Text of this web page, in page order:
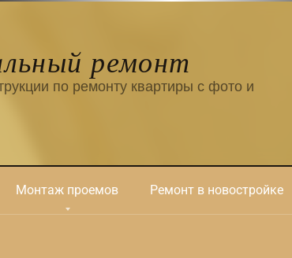
ремонт
по ремонту квартиры с фото и
Монтаж проемов Ремонт в новостройке